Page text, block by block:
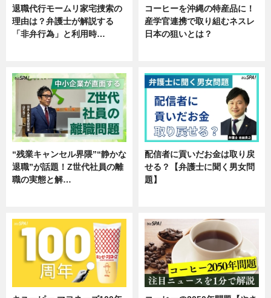
退職代行モームリ家宅捜索の
理由は？弁護士が解説する
「非弁行為」と利用時…
コーヒーを沖縄の特産品に！
産学官連携で取り組むネスレ
日本の狙いとは？
“残業キャンセル界隈”“静かな
退職”が話題！Z世代社員の離
職の実態と解…
配信者に貢いだお金は取り戻
せる？【弁護士に聞く男女問
題】